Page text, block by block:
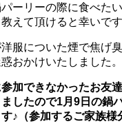
ーリーの際に食べた
えて頂けると幸いで
服についた煙で焦げ
おかけいたしました。
加できなかったお友
したので1月9日の鍋
♪（参加するご家族様